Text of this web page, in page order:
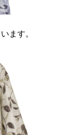
ます。